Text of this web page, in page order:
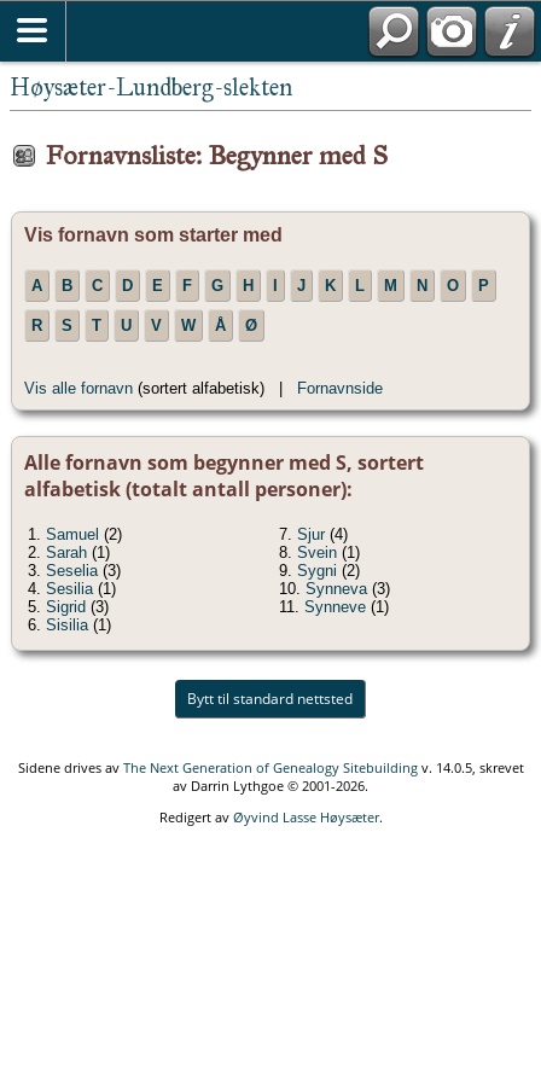
Høysæter-Lundberg-slekten
Fornavnsliste: Begynner med S
Vis fornavn som starter med
A B C D E F G H I J K L M N O P
R S T U V W Å Ø
Vis alle fornavn (sortert alfabetisk) | Fornavnside
Alle fornavn som begynner med S, sortert
alfabetisk (totalt antall personer):
1. Samuel (2)
2. Sarah (1)
3. Seselia(3)
4. Sesilia(1)
5. Sigrid (3)
6. Sisilia(1)
7. Sjur(4)
8. Svein (1)
9. Sygni (2)
10. Synneva(3)
11. Synneve (1)
Bytt til standard nettsted
Sidene drives av The Next Generation of Genealogy Sitebuildingv. 14.0.5, skrevet
av Darrin Lythgoe © 2001-2026.
Redigert av Øyvind Lasse Høysæter.